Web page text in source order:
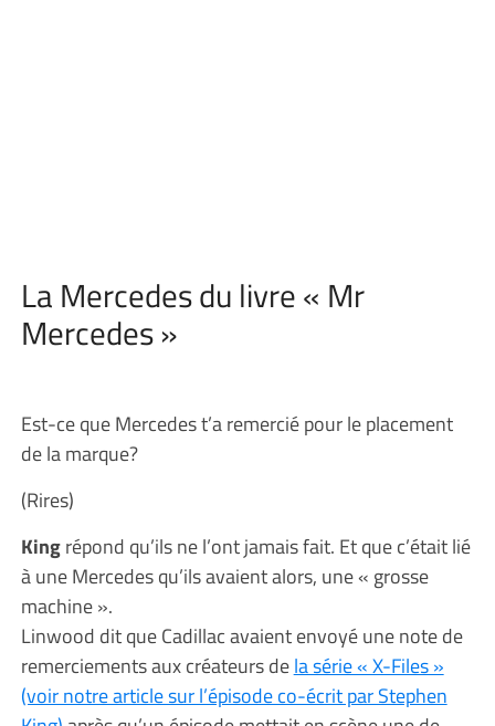
La Mercedes du livre « Mr
Mercedes »
Est-ce que Mercedes t’a remercié pour le placement
de la marque?
(Rires)
Kingrépond qu’ils ne l’ont jamais fait. Et que c’était lié
à une Mercedes qu’ils avaient alors, une « grosse
machine ».
Linwood dit que Cadillac avaient envoyé une note de
remerciements aux créateurs dela série « X-Files »
(voir notre article sur l’épisode co-écrit par Stephen